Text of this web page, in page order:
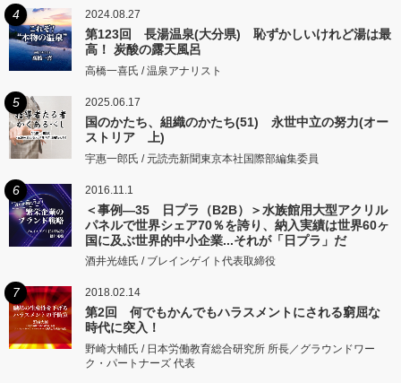
4 2024.08.27
第123回 長湯温泉(大分県) 恥ずかしいけれど湯は最
高！ 炭酸の露天風呂
高橋一喜氏 / 温泉アナリスト
5 2025.06.17
国のかたち、組織のかたち(51) 永世中立の努力(オー
ストリア 上)
宇惠一郎氏 / 元読売新聞東京本社国際部編集委員
6 2016.11.1
＜事例―35 日プラ（B2B）＞水族館用大型アクリル
パネルで世界シェア70％を誇り、納入実績は世界60ヶ
国に及ぶ世界的中小企業...それが「日プラ」だ
酒井光雄氏 / ブレインゲイト代表取締役
7 2018.02.14
第2回 何でもかんでもハラスメントにされる窮屈な
時代に突入！
野崎大輔氏 / 日本労働教育総合研究所 所長／グラウンドワー
ク・パートナーズ 代表